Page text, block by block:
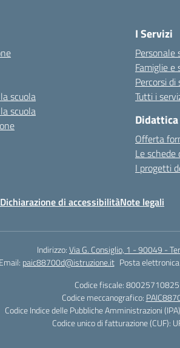
scuola
scuola
I Servizi
Personale
Famiglie e
Percorsi di
Tutti i
Didattica
Offerta
Le
I progetti
Dichiarazione di accessibilitàNote legali
Indirizzo:Via G. Consiglio, 1 - 90049 -
Email: paic88700d@istruzione.it Posta
Codice fiscale: 80025710825
Codice meccanografico:
Codice Indice delle Pubbliche Amministrazioni
Codice unico di fatturazione (CUF):